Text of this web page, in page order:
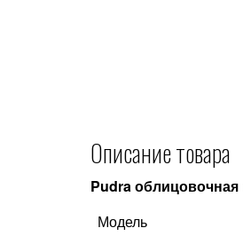
Описание товара
Pudra
Модель